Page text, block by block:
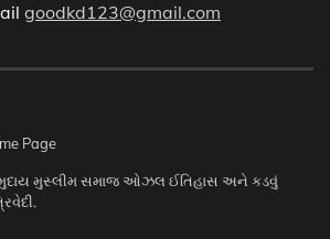
goodkd123@gmail.com
Page
મુસ્લીમ સમાજ ઓઝલ ઈતિહાસ અને કડવું